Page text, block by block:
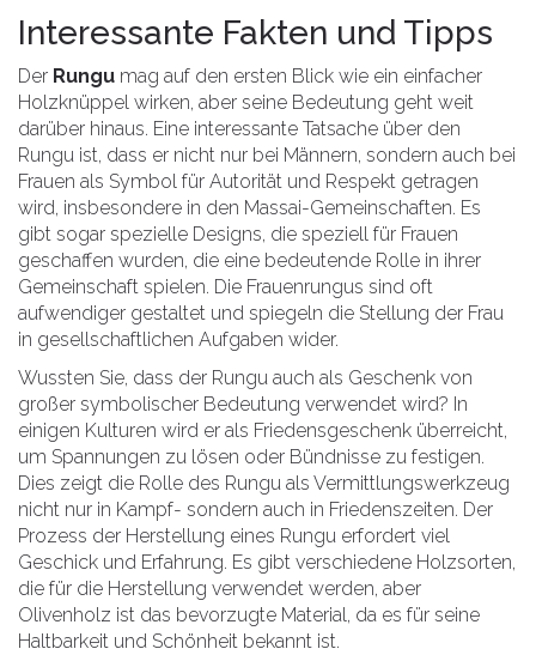
Interessante Fakten und Tipps
Der Rungu mag auf den ersten Blick wie ein einfacher
Holzknüppel wirken, aber seine Bedeutung geht weit
darüber hinaus. Eine interessante Tatsache über den
Rungu ist, dass er nicht nur bei Männern, sondern auch bei
Frauen als Symbol für Autorität und Respekt getragen
wird, insbesondere in den Massai-Gemeinschaften. Es
gibt sogar spezielle Designs, die speziell für Frauen
geschaffen wurden, die eine bedeutende Rolle in ihrer
Gemeinschaft spielen. Die Frauenrungus sind oft
aufwendiger gestaltet und spiegeln die Stellung der Frau
in gesellschaftlichen Aufgaben wider.
Wussten Sie, dass der Rungu auch als Geschenk von
großer symbolischer Bedeutung verwendet wird? In
einigen Kulturen wird er als Friedensgeschenk überreicht,
um Spannungen zu lösen oder Bündnisse zu festigen.
Dies zeigt die Rolle des Rungu als Vermittlungswerkzeug
nicht nur in Kampf- sondern auch in Friedenszeiten. Der
Prozess der Herstellung eines Rungu erfordert viel
Geschick und Erfahrung. Es gibt verschiedene Holzsorten,
die für die Herstellung verwendet werden, aber
Olivenholz ist das bevorzugte Material, da es für seine
Haltbarkeit und Schönheit bekannt ist.